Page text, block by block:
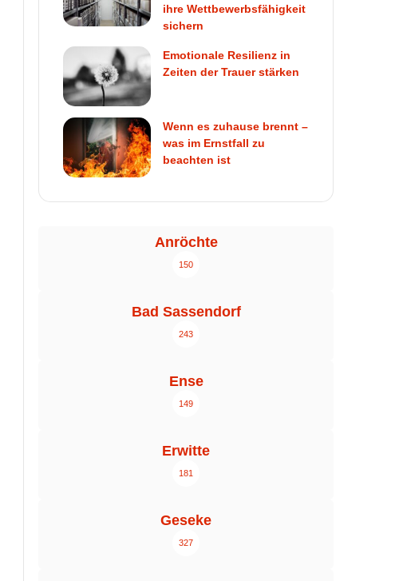
ihre Wettbewerbsfähigkeit
sichern
Emotionale Resilienz in
Zeiten der Trauer stärken
Wenn es zuhause brennt –
was im Ernstfall zu
beachten ist
Anröchte
150
Bad Sassendorf
243
Ense
149
Erwitte
181
Geseke
327